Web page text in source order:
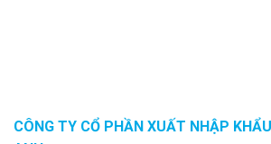
CÔNG TY CỔ PHẦN XUẤT NHẬP